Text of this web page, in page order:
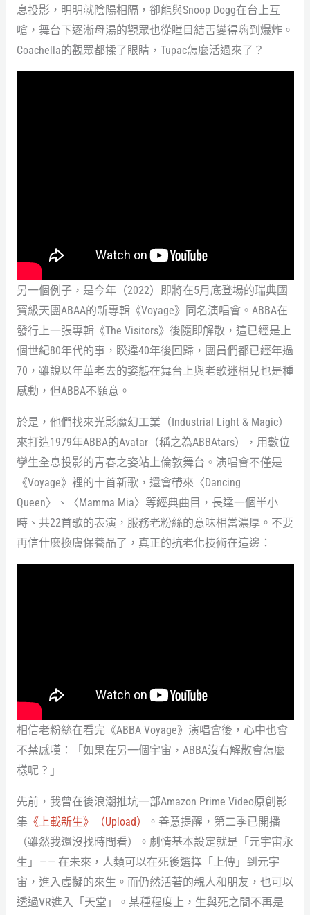
息投影，明明就陰陽相隔，卻能與Snoop Dogg在台上互
嗆，舞台下逐漸母湯的觀眾也從瞠目結舌變得嗨到爆炸。
Coachella的觀眾都揉了眼睛，Tupac怎麼活過來了？
另一個例子，是今年（2022）即將在5月底登場的瑞典國
寶級天團ABAA的新專輯《Voyage》同名演唱會。ABBA在
發行上一張專輯《The Visitors》後隨即解散，這已經是上
個世紀80年代的事，睽違40年後回歸，團員們都已經年過
70，雖說以年華老去的姿態在舞台上與老歌迷相見也是種
感動，但ABBA不願意。
於是，他們找來光影魔幻工業（Industrial Light & Magic）
來打造1979年ABBA的Avatar（稱之為ABBAtars），用數位
孿生全息投影的青春之姿站上倫敦舞台。演唱會不僅是
《Voyage》裡的十首新歌，還會帶來〈Dancing
Queen〉、〈Mamma Mia〉等經典曲目，長達一個半小
時、共22首歌的表演，服務老粉絲的意味相當濃厚。不要
再信什麼換膚保養品了，真正的抗老化技術在這邊：
相信老粉絲在看完《ABBA Voyage》演唱會後，心中也會
不禁感嘆：「如果在另一個宇宙，ABBA沒有解散會怎麼
樣呢？」
先前，我曾在後浪潮推坑一部Amazon Prime Video原創影
集 《上載新生》（Upload）
。善意提醒，第二季已開播
（雖然我還沒找時間看）。劇情基本設定就是「元宇宙永
生」 — — 在未來，人類可以在死後選擇「上傳」到元宇
宙，進入虛擬的來生。而仍然活著的親人和朋友，也可以
透過VR進入「天堂」。某種程度上，生與死之間不再是